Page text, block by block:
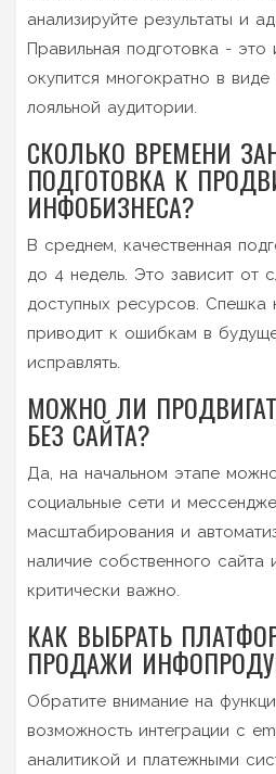
анализируйте результаты и
Правильная подготовка - это
окупится многократно в
лояльной аудитории.
СКОЛЬКО ВРЕМЕНИ
ПОДГОТОВКА К
ИНФОБИЗНЕСА?
В среднем, качественная
до 4 недель. Это зависит от
доступных ресурсов. Спешка
приводит к ошибкам в
исправлять.
МОЖНО ЛИ
БЕЗ САЙТА?
Да, на начальном этапе
социальные сети и
масштабирования и
наличие собственного сайта
критически важно.
КАК ВЫБРАТЬ
ПРОДАЖИ
Обратите внимание на
возможность интеграции с
аналитикой и платежными